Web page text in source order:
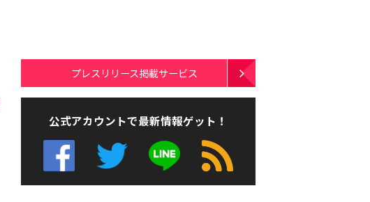
プレスリリース掲載サービス
公式アカウントで最新情報ゲット！